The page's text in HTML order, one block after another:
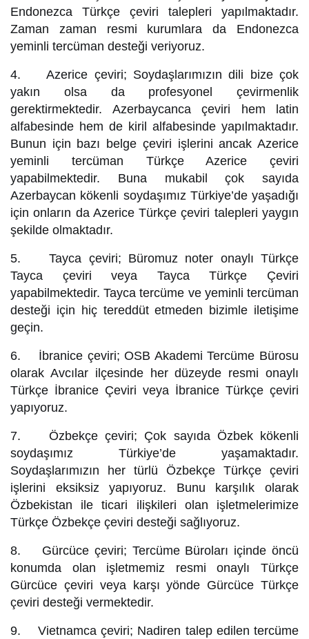
Endonezca Türkçe çeviri talepleri yapılmaktadır.
Zaman zaman resmi kurumlara da Endonezca
yeminli tercüman desteği veriyoruz.
4. Azerice çeviri; Soydaşlarımızın dili bize çok
yakın olsa da profesyonel çevirmenlik
gerektirmektedir. Azerbaycanca çeviri hem latin
alfabesinde hem de kiril alfabesinde yapılmaktadır.
Bunun için bazı belge çeviri işlerini ancak Azerice
yeminli tercüman Türkçe Azerice çeviri
yapabilmektedir. Buna mukabil çok sayıda
Azerbaycan kökenli soydaşımız Türkiye’de yaşadığı
için onların da Azerice Türkçe çeviri talepleri yaygın
şekilde olmaktadır.
5. Tayca çeviri; Büromuz noter onaylı Türkçe
Tayca çeviri veya Tayca Türkçe Çeviri
yapabilmektedir. Tayca tercüme ve yeminli tercüman
desteği için hiç tereddüt etmeden bizimle iletişime
geçin.
6. İbranice çeviri; OSB Akademi Tercüme Bürosu
olarak Avcılar ilçesinde her düzeyde resmi onaylı
Türkçe İbranice Çeviri veya İbranice Türkçe çeviri
yapıyoruz.
7. Özbekçe çeviri; Çok sayıda Özbek kökenli
soydaşımız Türkiye’de yaşamaktadır.
Soydaşlarımızın her türlü Özbekçe Türkçe çeviri
işlerini eksiksiz yapıyoruz. Bunu karşılık olarak
Özbekistan ile ticari ilişkileri olan işletmelerimize
Türkçe Özbekçe çeviri desteği sağlıyoruz.
8. Gürcüce çeviri; Tercüme Büroları içinde öncü
konumda olan işletmemiz resmi onaylı Türkçe
Gürcüce çeviri veya karşı yönde Gürcüce Türkçe
çeviri desteği vermektedir.
9. Vietnamca çeviri; Nadiren talep edilen tercüme